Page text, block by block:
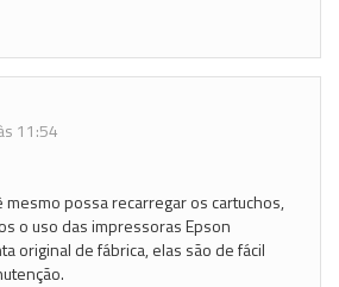
11:54
mesmo possa recarregar os cartuchos,
o uso das impressoras Epson
original de fábrica, elas são de fácil